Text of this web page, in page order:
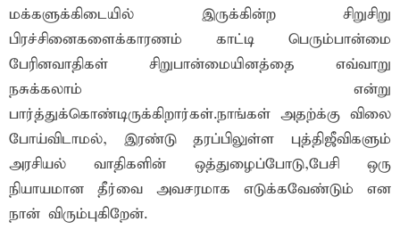
மக்களுக்கிடையில் இருக்கின்ற சிறுசிறு
பிரச்சினைகளைக்காரணம் காட்டி பெரும்பான்மை
பேரினவாதிகள் சிறுபான்மையினத்தை எவ்வாறு
நசுக்கலாம் என்று
பார்த்துக்கொண்டிருக்கிறார்கள்.நாங்கள் அதற்க்கு விலை
போய்விடாமல், இரண்டு தரப்பிலுள்ள புத்திஜீவிகளும்
அரசியல் வாதிகளின் ஒத்துழைப்போடு,பேசி ஒரு
நியாயமான தீர்வை அவசரமாக எடுக்கவேண்டும் என
நான் விரும்புகிறேன்.